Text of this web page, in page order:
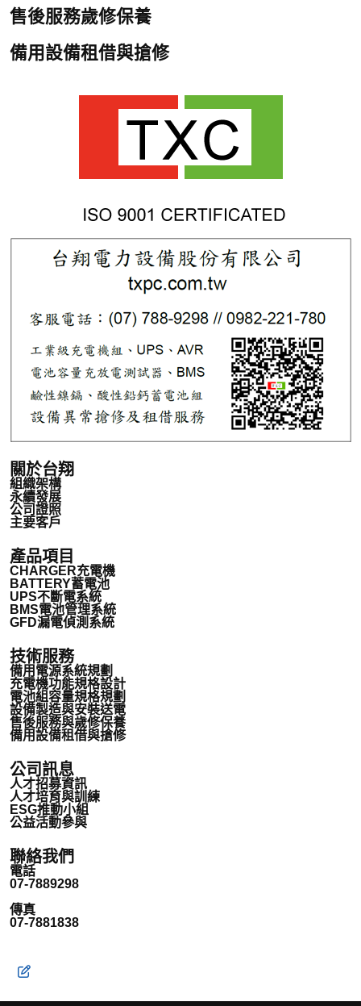
售後服務歲修保養
備用設備租借與搶修
關於台翔
組織架構
永續發展
公司證照
主要客戶
產品項目
CHARGER充電機
BATTERY蓄電池
UPS不斷電系統
BMS電池管理系統
GFD漏電偵測系統
技術服務
備用電源系統規劃
充電機功能規格設計
電池組容量規格規劃
設備製造與安裝送電
售後服務與歲修保養
備用設備租借與搶修
公司訊息
人才招募資訊
人才培育與訓練
ESG推動小組
公益活動參與
聯絡我們
電話
07-7889298
傳真
07-7881838